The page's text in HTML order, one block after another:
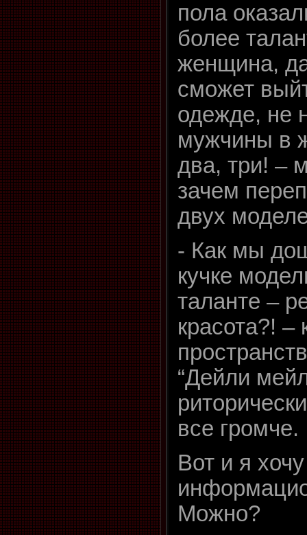
пола
более
женщина,
сможет
одежде, не
мужчины в
два, три! –
зачем
двух
- Как мы
кучке
таланте –
красота?!
“Дейли
все громче.
Вот и я
Можно?